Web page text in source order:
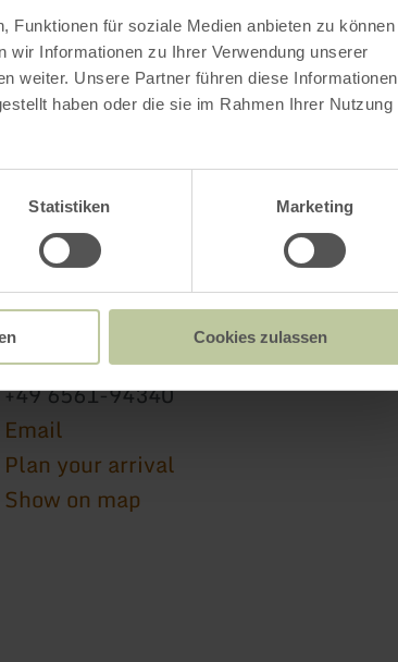
Funktionen für soziale Medien anbieten zu können
wir Informationen zu Ihrer Verwendung unserer
weiter. Unsere Partner führen diese Informationen
haben oder die sie im Rahmen Ihrer Nutzung
Statistiken Marketing
Cookies zulassen
Ladestation Bickendorf
/ Nattenheimer Straße
Bickendorf
+49 6561-94340
Email
Plan your arrival
Show on map